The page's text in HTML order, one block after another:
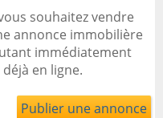
souhaitez vendre
annonce immobilière
immédiatement
en ligne.
Publier une annonce